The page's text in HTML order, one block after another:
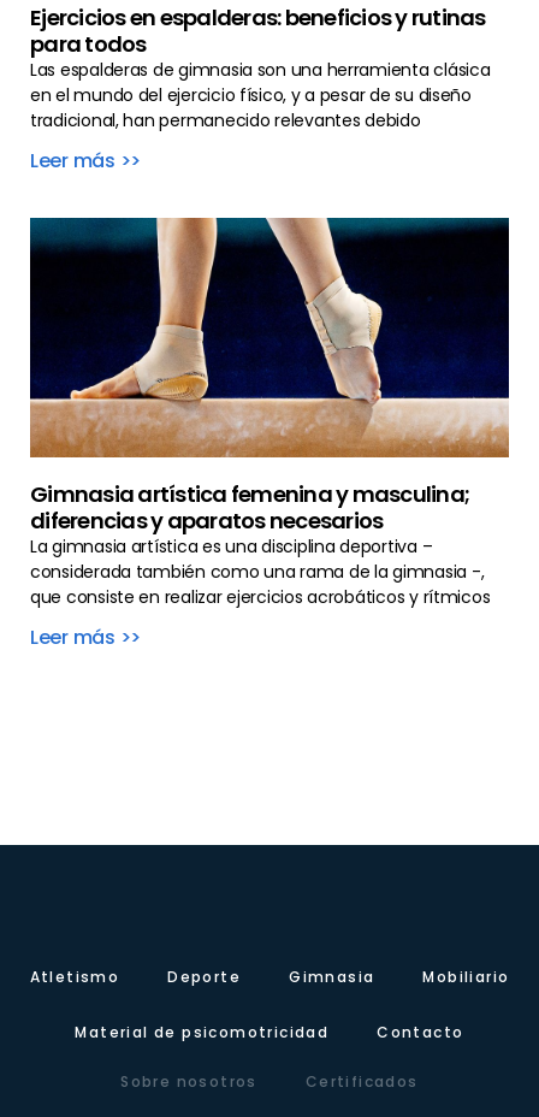
Ejercicios en espalderas: beneficios y rutinas
para todos
Las espalderas de gimnasia son una herramienta clásica
en el mundo del ejercicio físico, y a pesar de su diseño
tradicional, han permanecido relevantes debido
Leer más >>
Gimnasia artística femenina y masculina;
diferencias y aparatos necesarios
La gimnasia artística es una disciplina deportiva –
considerada también como una rama de la gimnasia -,
que consiste en realizar ejercicios acrobáticos y rítmicos
Leer más >>
Atletismo Deporte Gimnasia Mobiliario
Material de psicomotricidad Contacto
Sobre nosotros Certificados